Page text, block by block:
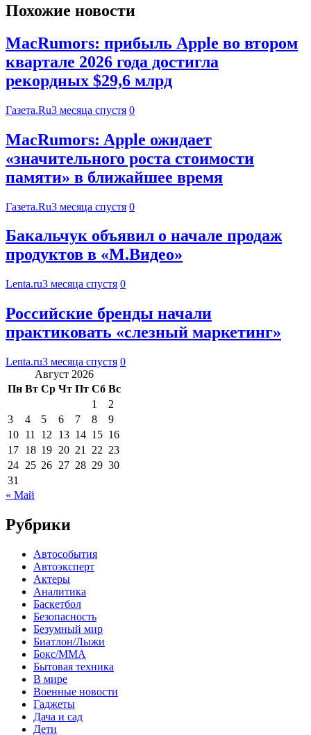
Похожие новости
MacRumors: прибыль Apple во втором
квартале 2026 года достигла
рекордных $29,6 млрд
Газета.Ru3 месяца спустя 0
MacRumors: Apple ожидает
«значительного роста стоимости
памяти» в ближайшее время
Газета.Ru3 месяца спустя 0
Бакальчук объявил о начале продаж
продуктов в «М.Видео»
Lenta.ru3 месяца спустя 0
Российские бренды начали
практиковать «слезный маркетинг»
Lenta.ru3 месяца спустя 0
Август 2026
Пн Вт Ср Чт Пт Сб Вс
1
2
3
4 5 6 7 8
9
10 11 12 13 14 15 16
17 18 19 20 21 22 23
24 25 26 27 28 29 30
31
« Май
Рубрики
Автособытия
Автоэксперт
Актеры
Аналитика
Баскетбол
Безопасность
Безумный мир
Биатлон/Лыжи
Бокс/MMA
Бытовая техника
В мире
Военные новости
Гаджеты
Дача и сад
Дети